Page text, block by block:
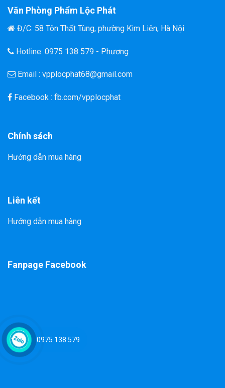
Văn Phòng Phẩm Lộc Phát
Đ/C: 58 Tôn Thất Tùng, phường Kim Liên, Hà Nội
Hotline: 0975 138 579 - Phương
Email : vpplocphat68@gmail.com
Facebook : fb.com/vpplocphat
Chính sách
Hướng dẫn mua hàng
Liên kết
Hướng dẫn mua hàng
Fanpage Facebook
0975 138 579